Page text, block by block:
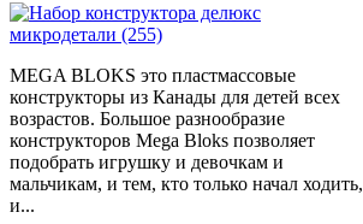
MEGA BLOKS это пластмассовые
конструкторы из Канады для детей всех
возрастов. Большое разнообразие
конструкторов Mega Bloks позволяет
подобрать игрушку и девочкам и
мальчикам, и тем, кто только начал ходить,
и...